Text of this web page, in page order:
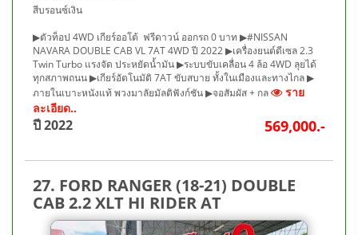
สีบรอนซ์เงิน
▶ตัวท็อป 4WD เกียร์ออโต้ ฟรีดาวน์ ออกรถ 0 บาท ▶#NISSAN
NAVARA DOUBLE CAB VL 7AT 4WD ปี 2022 ▶เครื่องยนต์ดีเซล 2.3
Twin Turbo แรงจัด ประหยัดน้ำมัน ▶ระบบขับเคลื่อน 4 ล้อ 4WD ลุยได้
ทุกสภาพถนน ▶เกียร์อัตโนมัติ 7AT ขับสบาย ทั้งในเมืองและทางไกล ▶
ภายในเบาะหนังแท้ พวงมาลัยมัลติฟังก์ชัน ▶จอสัมผัส + กล
ราย
ละเอียด..
ปี 2022 569,000.-
27. FORD RANGER (18-21) DOUBLE
CAB 2.2 XLT HI RIDER AT